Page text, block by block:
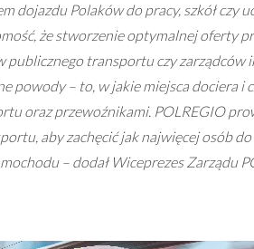
dojazdu Polaków do pracy, szkół czy
że stworzenie optymalnej oferty
transportu czy zarządców
powody – to, w jakie miejsca dociera i
oraz przewoźnikami. POLREGIO
aby zachęcić jak najwięcej osób
– dodał Wiceprezes Zarządu